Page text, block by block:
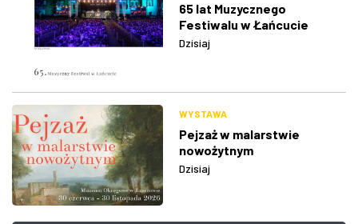
65 lat Muzycznego
Festiwalu w Łańcucie
Dzisiaj
WYSTAWA
Pejzaż w malarstwie
nowożytnym
Dzisiaj